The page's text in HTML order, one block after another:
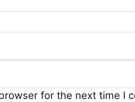
for the next time I